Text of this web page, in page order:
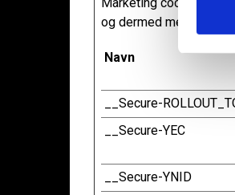
v
l
g
og dermed mere
Navn
__Secure-
__Secure-YEC
__Secure-YNID